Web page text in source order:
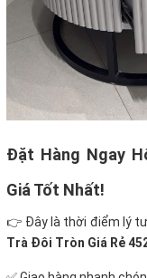
Đặt Hàng Ngay
Giá Tốt Nhất!
👉 Đây là thời điểm lý
Trà Đôi Tròn Giá Rẻ